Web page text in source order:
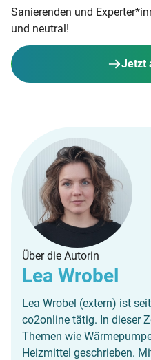
Sanierenden und
und neutral!
Jetzt
Über die Autorin
Lea Wrobel
Lea Wrobel (extern) ist
co2online tätig. In dieser
Themen wie
Heizmittel geschrieben.